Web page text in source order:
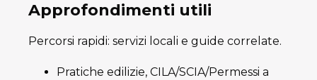
Approfondimenti utili
Percorsi rapidi: servizi locali e guide correlate.
Pratiche edilizie, CILA/SCIA/Permessi a